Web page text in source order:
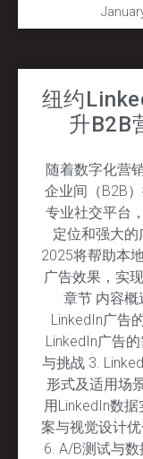
纽约
升B2B
随着数字化营
企业间（B2B
专业社交平台
定位和强大
2025将帮助本
广告效果，实
章节 内容概
LinkedIn广告
LinkedIn广告
与挑战 3.
形式及适用场
用LinkedIn数
案与视觉设计
6. A/B测试与